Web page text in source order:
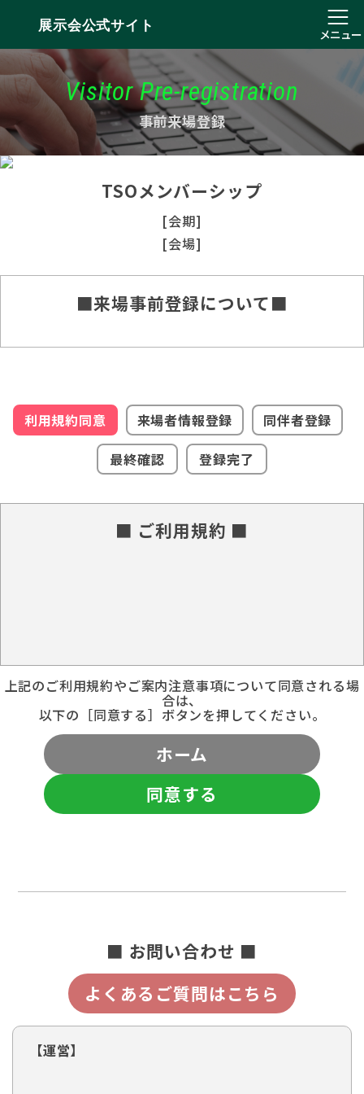
展示会公式サイト
メニュー
Visitor Pre-registration
事前来場登録
TSOメンバーシップ
[会期]
[会場]
■来場事前登録について■
利用規約同意 来場者情報登録
同伴者登録
最終確認
登録完了
■ ご利用規約 ■
上記のご利用規約やご案内注意事項について同意される場
合は、
以下の［同意する］ボタンを押してください。
ホーム
同意する
■ お問い合わせ ■
よくあるご質問はこちら
【運営】